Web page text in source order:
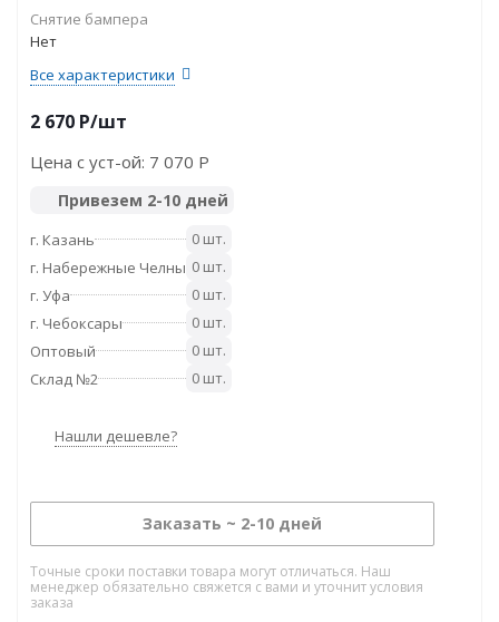
Снятие бампера
Нет
Все характеристики
2 670 P/шт
Цена с уст-ой: 7 070 P
Привезем 2-10 дней
г. Казань
0 шт.
г. Набережные Челны 0 шт.
г. Уфа
0 шт.
г. Чебоксары
0 шт.
Оптовый
0 шт.
Склад №2
0 шт.
Нашли дешевле?
Заказать ~ 2-10 дней
Точные сроки поставки товара могут отличаться. Наш
менеджер обязательно свяжется с вами и уточнит условия
заказа